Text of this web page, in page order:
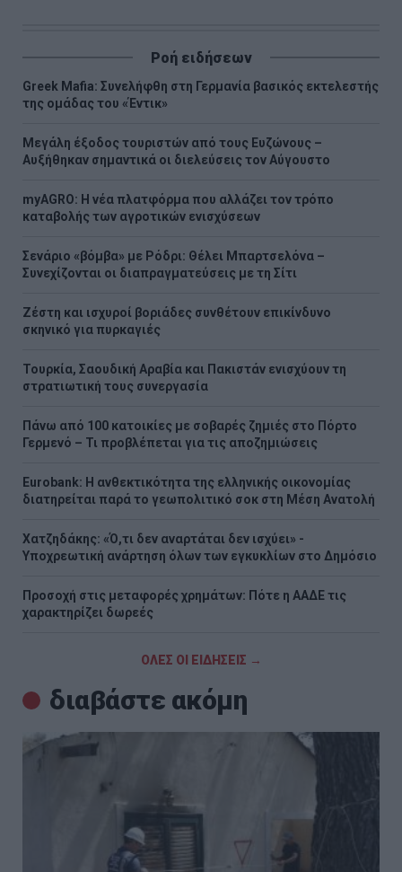
Ροή ειδήσεων
Greek Mafia: Συνελήφθη στη Γερμανία βασικός εκτελεστής
της ομάδας του «Έντικ»
Μεγάλη έξοδος τουριστών από τους Ευζώνους –
Αυξήθηκαν σημαντικά οι διελεύσεις τον Αύγουστο
myAGRO: Η νέα πλατφόρμα που αλλάζει τον τρόπο
καταβολής των αγροτικών ενισχύσεων
Σενάριο «βόμβα» με Ρόδρι: Θέλει Μπαρτσελόνα –
Συνεχίζονται οι διαπραγματεύσεις με τη Σίτι
Ζέστη και ισχυροί βοριάδες συνθέτουν επικίνδυνο
σκηνικό για πυρκαγιές
Τουρκία, Σαουδική Αραβία και Πακιστάν ενισχύουν τη
στρατιωτική τους συνεργασία
Πάνω από 100 κατοικίες με σοβαρές ζημιές στο Πόρτο
Γερμενό – Τι προβλέπεται για τις αποζημιώσεις
Eurobank: Η ανθεκτικότητα της ελληνικής οικονομίας
διατηρείται παρά το γεωπολιτικό σοκ στη Μέση Ανατολή
Χατζηδάκης: «Ό,τι δεν αναρτάται δεν ισχύει» -
Υποχρεωτική ανάρτηση όλων των εγκυκλίων στο Δημόσιο
Προσοχή στις μεταφορές χρημάτων: Πότε η ΑΑΔΕ τις
χαρακτηρίζει δωρεές
ΟΛΕΣ ΟΙ ΕΙΔΗΣΕΙΣ →
διαβάστε ακόμη